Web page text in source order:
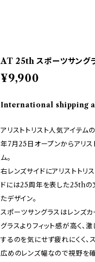
AT 25th スポーツサング
¥9,900
International shipping
アリストトリスト人気アイテム
年7月25日オープンからアリス
ム。
右レンズサイドにアリストトリ
ドには25周年を表した25thの
たデザイン。
スポーツサングラスはレンズ
グラスよりフィット感が高く、
するのを気にせず疲れにくく、
広めのレンズ幅なので視野を